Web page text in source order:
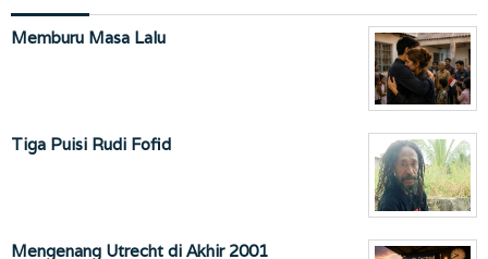
Memburu Masa Lalu
Tiga Puisi Rudi Fofid
Mengenang Utrecht di Akhir 2001